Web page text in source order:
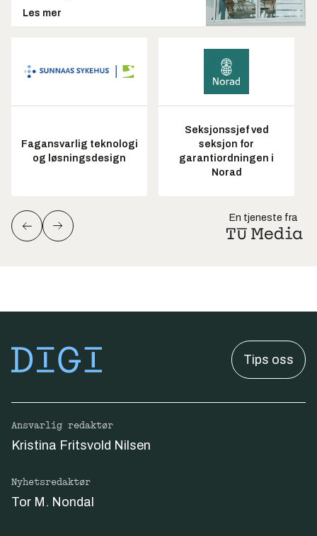
Les mer
Fagansvarlig teknologi
og løsningsdesign
Seksjonssjef ved
seksjon for
garantiordningen i
Norad
En tjeneste fra
Tips oss
Ansvarlig redaktør
Kristina Fritsvold Nilsen
Nyhetsredaktør
Tor M. Nondal